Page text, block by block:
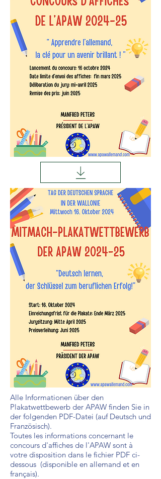
Alle Informationen über den
Plakatwettbewerb der APAW finden Sie in
der folgenden PDF-Datei (auf Deutsch und
Französisch).
Toutes les informations concernant le
concours d'affiches de l'APAW sont à
votre disposition dans le fichier PDF ci-
dessous (disponible en allemand et en
français).